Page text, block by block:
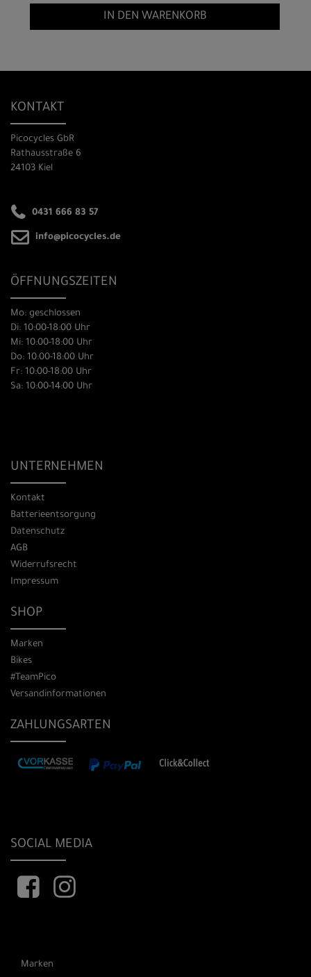
IN DEN WARENKORB
KONTAKT
Picocycles GbR
Rathausstraße 6
24103 Kiel
0431 666 83 57
info@picocycles.de
ÖFFNUNGSZEITEN
Mo: geschlossen
Di: 10:00-18:00 Uhr
Mi: 10:00-18:00 Uhr
Do: 10:00-18:00 Uhr
Fr: 10:00-18:00 Uhr
Sa: 10:00-14:00 Uhr
UNTERNEHMEN
Kontakt
Batterieentsorgung
Datenschutz
AGB
Widerrufsrecht
Impressum
SHOP
Marken
Bikes
#TeamPico
Versandinformationen
ZAHLUNGSARTEN
SOCIAL MEDIA
Marken